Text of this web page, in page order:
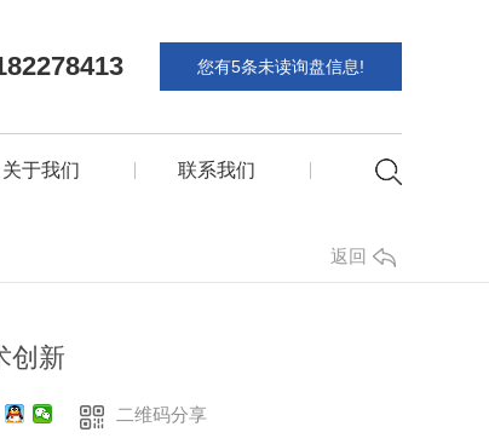
您有5条未读询盘信息!
关于我们 联系我们
返回
创新
二维码分享